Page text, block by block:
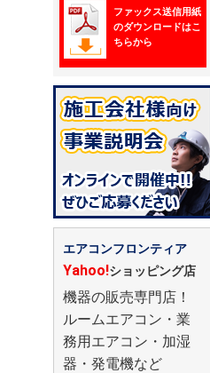
ファックス送信用紙
のダウンロードはこ
ちらから
エアコンフロンティア
Yahoo!ショッピング店
機器の販売専門店！
ルームエアコン・業
務用エアコン・加湿
器・発電機など